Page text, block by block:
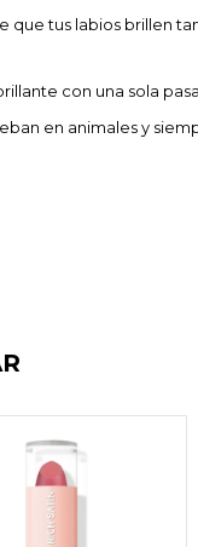
que tus labios brillen
con una sola
en animales y